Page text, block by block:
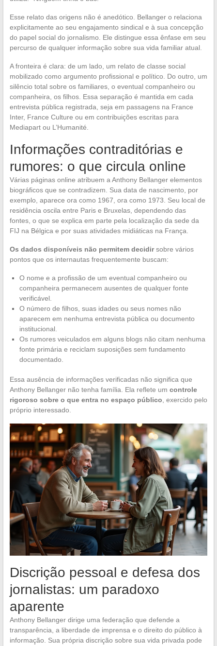
Esse relato das origens não é anedótico. Bellanger o relaciona
explicitamente ao seu engajamento sindical e à sua concepção
do papel social do jornalismo. Ele distingue essa ênfase em seu
percurso de qualquer informação sobre sua vida familiar atual.
A fronteira é clara: de um lado, um relato de classe social
mobilizado como argumento profissional e político. Do outro, um
silêncio total sobre os familiares, o eventual companheiro ou
companheira, os filhos. Essa separação é mantida em cada
entrevista pública registrada, seja em passagens na France
Inter, France Culture ou em contribuições escritas para
Mediapart ou L’Humanité.
Informações contraditórias e
rumores: o que circula online
Várias páginas online atribuem a Anthony Bellanger elementos
biográficos que se contradizem. Sua data de nascimento, por
exemplo, aparece ora como 1967, ora como 1973. Seu local de
residência oscila entre Paris e Bruxelas, dependendo das
fontes, o que se explica em parte pela localização da sede da
FIJ na Bélgica e por suas atividades midiáticas na França.
Os dados disponíveis não permitem decidirsobre vários
pontos que os internautas frequentemente buscam:
O nome e a profissão de um eventual companheiro ou
companheira permanecem ausentes de qualquer fonte
verificável.
O número de filhos, suas idades ou seus nomes não
aparecem em nenhuma entrevista pública ou documento
institucional.
Os rumores veiculados em alguns blogs não citam nenhuma
fonte primária e reciclam suposições sem fundamento
documentado.
Essa ausência de informações verificadas não significa que
Anthony Bellanger não tenha família. Ela reflete um controle
rigoroso sobre o que entra no espaço público , exercido pelo
próprio interessado.
Discrição pessoal e defesa dos
jornalistas: um paradoxo
aparente
Anthony Bellanger dirige uma federação que defende a
transparência, a liberdade de imprensa e o direito do público à
informação. Sua própria discrição sobre sua vida privada pode